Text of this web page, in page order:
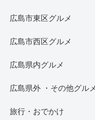
広島市東区グルメ
広島市西区グルメ
広島県内グルメ
広島県外 ・その他グルメ
旅行・おでかけ